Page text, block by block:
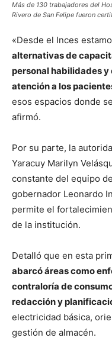
Más de 130 trabajadores del
Rivero de San Felipe fueron
«Desde el Inces
alternativas de
personal habilidades
atención a los
esos espacios donde
afirmó.
Por su parte, la
Yaracuy Marilyn
constante del equipo
gobernador Leonardo
permite el
de la institución.
Detalló que en esta
abarcó áreas como
contraloría de
redacción y
electricidad básica,
gestión de almacén.